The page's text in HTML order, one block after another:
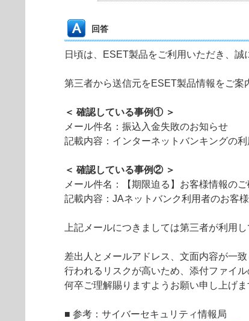
回答
日頃は、ESET製品をご利用いただき、誠
第三者から送信元をESET製品情報をご案
＜ 確認している事例① ＞
メール件名：振込入金失敗のお知らせ
記載内容：インターネットバンキングの
＜ 確認している事例② ＞
メール件名：【期限迫る】お客様情報の
記載内容：JAネットバンク利用者のお客
上記メールにつきましては第三者が利用
差出人とメールアドレス、文面内容が一
行われるリスクが高いため、添付ファイ
何卒ご理解賜りますようお願い申し上げま
■ 参考：サイバーセキュリティ情報局